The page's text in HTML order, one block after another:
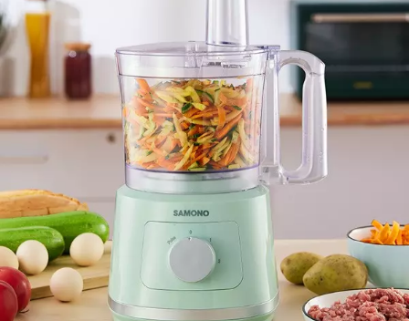
• Mudah dilepas dan dibersihkan
• Design ergonomis
• Motor bertenaga
• Penutup cangkir transparan
In the Box
1x Slicing blade
2x Cup ( tiap cup kapasitas 2 Liter )